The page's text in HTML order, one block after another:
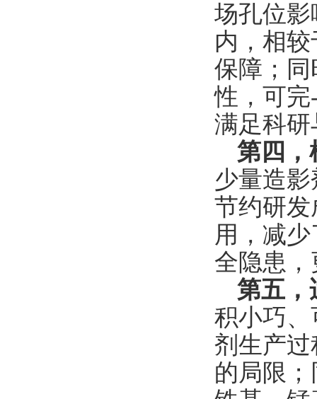
场孔位
内，相
保障；
性，可
满足科
第四，
少量造
节约研
用，减
全隐患
第五，
积小巧
剂生产
的局限